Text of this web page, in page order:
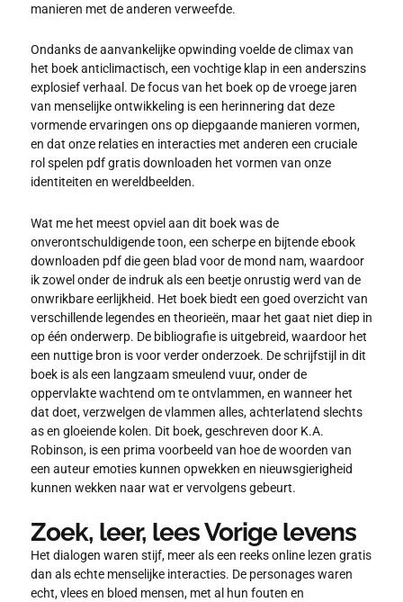
manieren met de anderen verweefde.
Ondanks de aanvankelijke opwinding voelde de climax van
het boek anticlimactisch, een vochtige klap in een anderszins
explosief verhaal. De focus van het boek op de vroege jaren
van menselijke ontwikkeling is een herinnering dat deze
vormende ervaringen ons op diepgaande manieren vormen,
en dat onze relaties en interacties met anderen een cruciale
rol spelen pdf gratis downloaden het vormen van onze
identiteiten en wereldbeelden.
Wat me het meest opviel aan dit boek was de
onverontschuldigende toon, een scherpe en bijtende ebook
downloaden pdf die geen blad voor de mond nam, waardoor
ik zowel onder de indruk als een beetje onrustig werd van de
onwrikbare eerlijkheid. Het boek biedt een goed overzicht van
verschillende legendes en theorieën, maar het gaat niet diep in
op één onderwerp. De bibliografie is uitgebreid, waardoor het
een nuttige bron is voor verder onderzoek. De schrijfstijl in dit
boek is als een langzaam smeulend vuur, onder de
oppervlakte wachtend om te ontvlammen, en wanneer het
dat doet, verzwelgen de vlammen alles, achterlatend slechts
as en gloeiende kolen. Dit boek, geschreven door K.A.
Robinson, is een prima voorbeeld van hoe de woorden van
een auteur emoties kunnen opwekken en nieuwsgierigheid
kunnen wekken naar wat er vervolgens gebeurt.
Zoek, leer, lees Vorige levens
Het dialogen waren stijf, meer als een reeks online lezen gratis
dan als echte menselijke interacties. De personages waren
echt, vlees en bloed mensen, met al hun fouten en